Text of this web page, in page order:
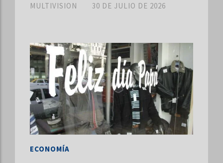
MULTIVISION 30 DE JULIO DE 2026
ECONOMÍA